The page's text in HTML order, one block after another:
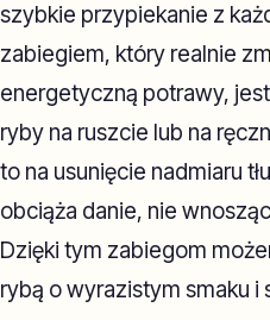
szybkie przypiekanie z
zabiegiem, który realnie
energetyczną potrawy,
ryby na ruszcie lub na
to na usunięcie nadmiaru
obciąża danie, nie
Dzięki tym zabiegom
rybą o wyrazistym smaku i